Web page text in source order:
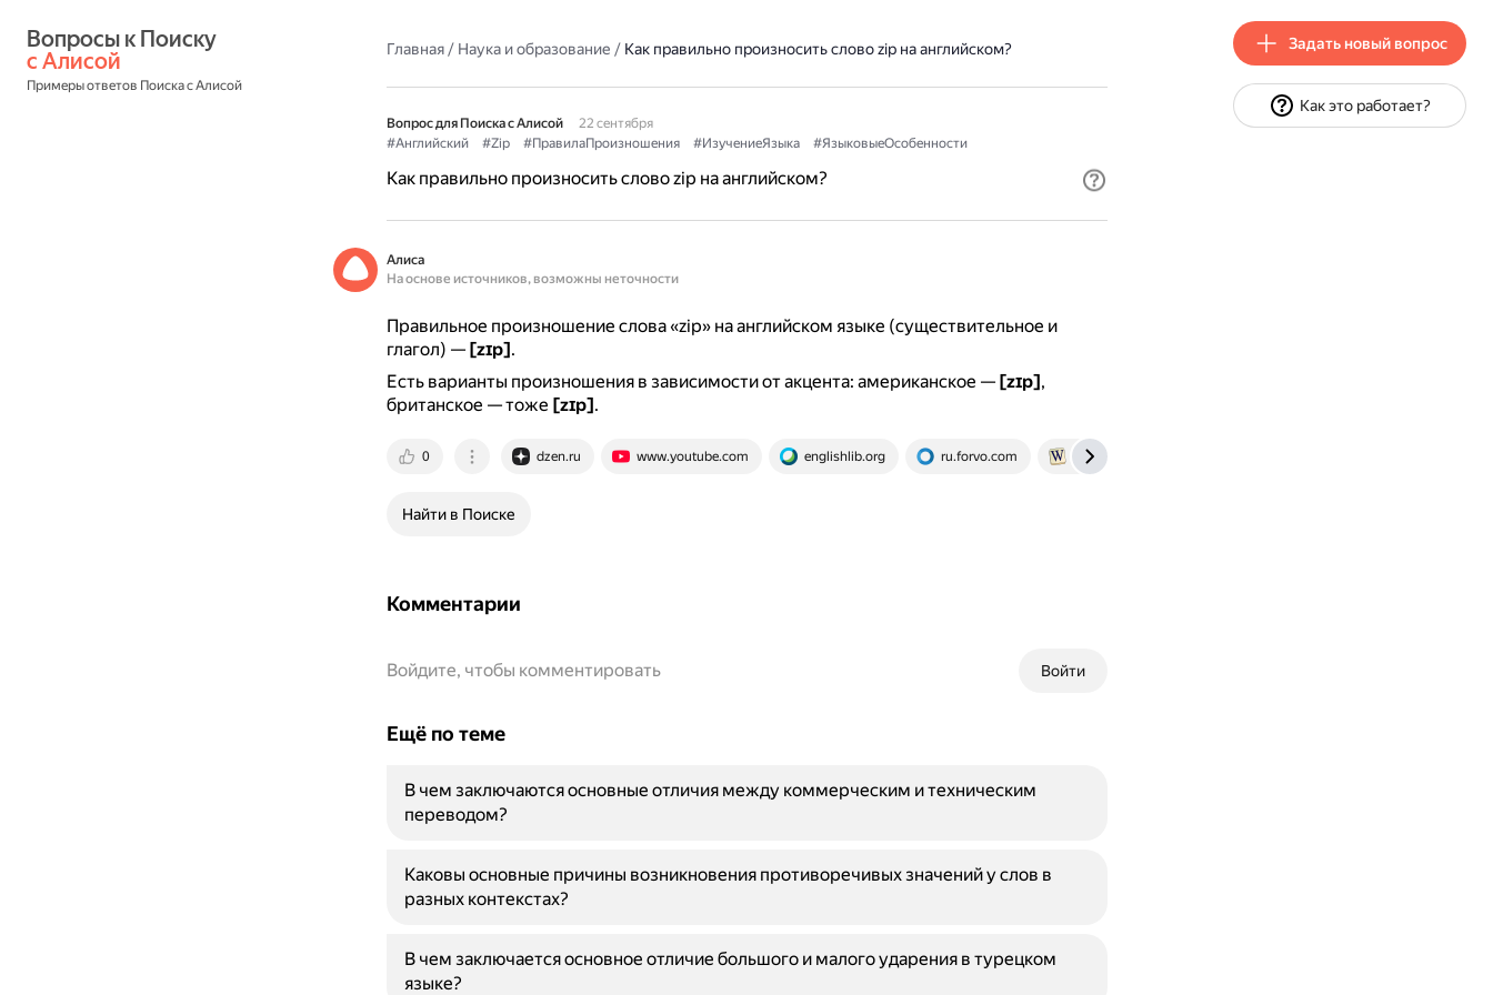
с Алисой
Примеры ответов Поиска с Алисой
Главная/ Наука и образование / Как правильно произносить слово zip на английском?
Вопрос для Поиска с Алисой
22 сентября
#Английский
#Zip #ПравилаПроизношения #ИзучениеЯзыка #ЯзыковыеОсобенности
Как правильно произносить слово zip на английском?
Алиса
На основе источников, возможны неточности
Правильное произношение слова «zip» на английском языке (существительное и
глагол) — [zɪp].
Есть варианты произношения в зависимости от акцента: американское — [zɪp],
британское — тоже [zɪp].
0 dzen.ru www.youtube.com englishlib.org ru.forvo.com ru.wiktionary.org
Найти в Поиске
Комментарии
Войти
Войдите, чтобы комментировать
Ещё по теме
В чем заключаются основные отличия между коммерческим и техническим
переводом?
Каковы основные причины возникновения противоречивых значений у слов в
разных контекстах?
В чем заключается основное отличие большого и малого ударения в турецком
языке?
Задать новый вопрос
Как это работает?